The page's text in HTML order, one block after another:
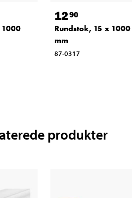
1000
1290
Rundstok, 15 x 1000
mm
87-0317
produkter